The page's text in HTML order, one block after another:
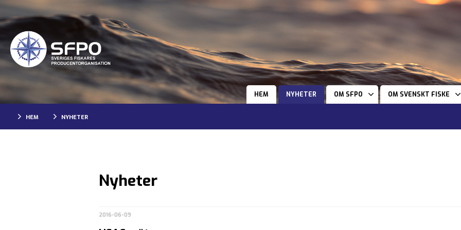
HEM NYHETER OM SFPO OM SVENSKT FISKE
HEM NYHETER
Nyheter
2016-06-09